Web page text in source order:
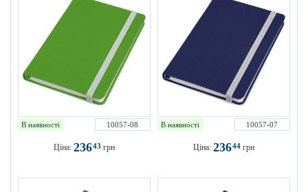
В наявності 10057-08
Ціна: 23643 грн
В наявності 10057-07
Ціна: 23644 грн